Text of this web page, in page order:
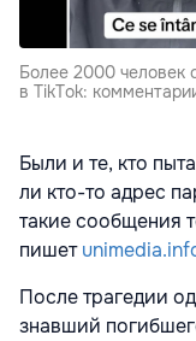
Более 2000 человек
в TikTok:
Были и те, кто
ли кто-то адрес
такие сообщения
пишет
После трагедии
знавший